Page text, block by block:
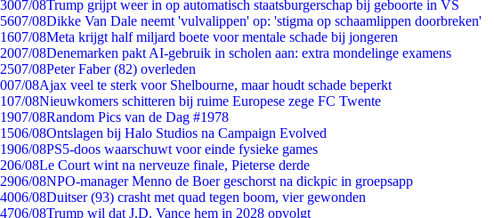
3007/08Trump grijpt weer in op automatisch staatsburgerschap bij geboorte in VS
5607/08Dikke Van Dale neemt 'vulvalippen' op: 'stigma op schaamlippen doorbreken'
1607/08Meta krijgt half miljard boete voor mentale schade bij jongeren
2007/08Denemarken pakt AI-gebruik in scholen aan: extra mondelinge examens
2507/08Peter Faber (82) overleden
007/08Ajax veel te sterk voor Shelbourne, maar houdt schade beperkt
107/08Nieuwkomers schitteren bij ruime Europese zege FC Twente
1907/08Random Pics van de Dag #1978
1506/08Ontslagen bij Halo Studios na Campaign Evolved
1906/08PS5-doos waarschuwt voor einde fysieke games
206/08Le Court wint na nerveuze finale, Pieterse derde
2906/08NPO-manager Menno de Boer geschorst na dickpic in groepsapp
4006/08Duitser (93) crasht met quad tegen boom, vier gewonden
4706/08Trump wil dat J.D. Vance hem in 2028 opvolgt